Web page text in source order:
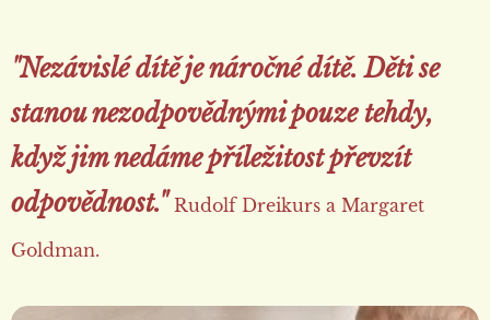
"Nezávislé dítě je náročné dítě. Děti se
stanou nezodpovědnými pouze tehdy,
když jim nedáme příležitost převzít
odpovědnost." Rudolf Dreikurs a Margaret
Goldman.